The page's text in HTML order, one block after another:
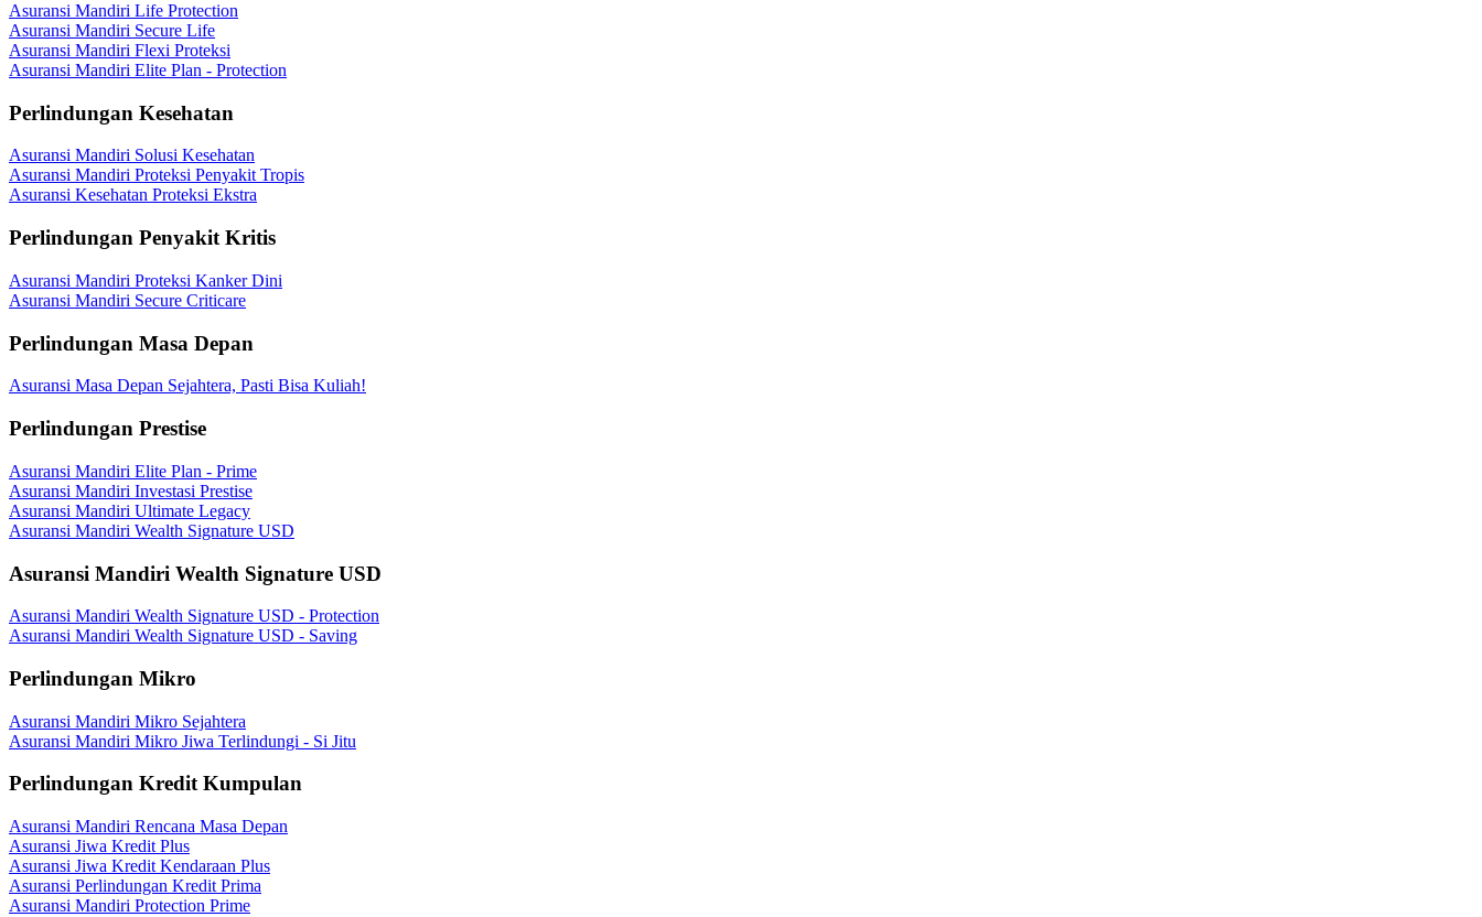
Asuransi Mandiri Life Protection
Asuransi Mandiri Secure Life
Asuransi Mandiri Flexi Proteksi
Asuransi Mandiri Elite Plan - Protection
Perlindungan Kesehatan
Asuransi Mandiri Solusi Kesehatan
Asuransi Mandiri Proteksi Penyakit Tropis
Asuransi Kesehatan Proteksi Ekstra
Perlindungan Penyakit Kritis
Asuransi Mandiri Proteksi Kanker Dini
Asuransi Mandiri Secure Criticare
Perlindungan Masa Depan
Asuransi Masa Depan Sejahtera, Pasti Bisa Kuliah!
Perlindungan Prestise
Asuransi Mandiri Elite Plan - Prime
Asuransi Mandiri Investasi Prestise
Asuransi Mandiri Ultimate Legacy
Asuransi Mandiri Wealth Signature USD
Asuransi Mandiri Wealth Signature USD
Asuransi Mandiri Wealth Signature USD - Protection
Asuransi Mandiri Wealth Signature USD - Saving
Perlindungan Mikro
Asuransi Mandiri Mikro Sejahtera
Asuransi Mandiri Mikro Jiwa Terlindungi - Si Jitu
Perlindungan Kredit Kumpulan
Asuransi Mandiri Rencana Masa Depan
Asuransi Jiwa Kredit Plus
Asuransi Jiwa Kredit Kendaraan Plus
Asuransi Perlindungan Kredit Prima
Asuransi Mandiri Protection Prime